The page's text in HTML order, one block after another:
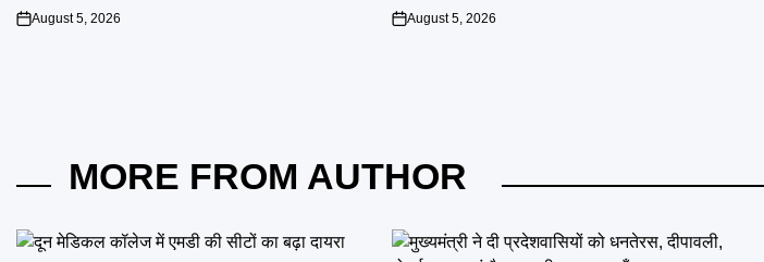
on
August 5, 2026
on
August 5, 2026
MORE FROM AUTHOR